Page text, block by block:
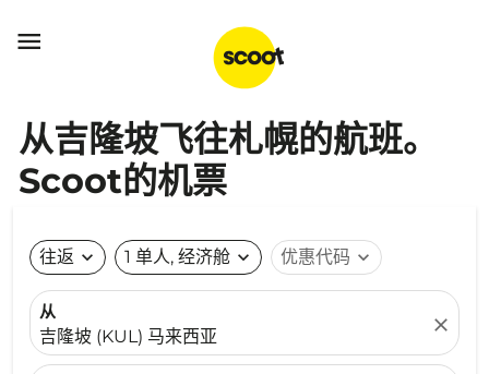

从吉隆坡飞往札幌的航班。
Scoot的机票
往返 expand_more 1 单人, 经济舱 expand_more 优惠代码 expand_more
从
吉隆坡 (KUL) 马来西亚
close